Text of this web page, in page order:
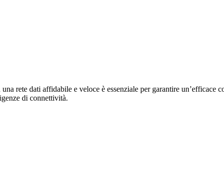
rete dati affidabile e veloce è essenziale per garantire
di connettività.